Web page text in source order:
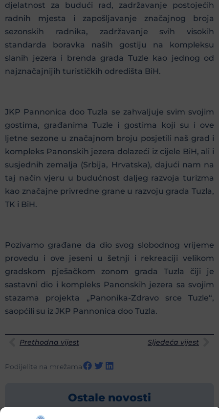
djelatnost za budući rad, zadržavanje postojećih
radnih mjesta i zapošljavanje značajnog broja
sezonskih radnika, zadržavanje svih visokih
standarda boravka naših gostiju na kompleksu
slanih jezera i brenda grada Tuzle kao jednog od
najznačajnijih turističkih odredišta BiH.
JKP Pannonica doo Tuzla se zahvaljuje svim svojim
gostima, građanima Tuzle i gostima koji su i ove
ljetne sezone u značajnom broju posjetili naš grad i
kompleks Panonskih jezera dolazeći iz cijele BiH, ali i
susjednih zemalja (Srbija, Hrvatska), dajući nam na
taj način vjeru u budućnost daljeg razvoja turizma
kao značajne privredne grane u razvoju grada Tuzla,
TK i BiH.
Pozivamo građane da dio svog slobodnog vrijeme
provedu i ove jeseni u šetnji i rekreaciji velikom
gradskom pješačkom zonom grada Tuzla čiji je
sastavni dio i kompleks Panonskih jezera sa svojim
stazama projekta „Panonika-Zdravo srce Tuzle“,
saopćili su iz JKP Pannonica doo Tuzla.
Prethodna vijest Sljedeća vijest
Podijelite na mrežama
Ostale novosti